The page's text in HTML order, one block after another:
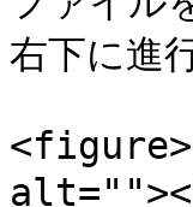
右下に進